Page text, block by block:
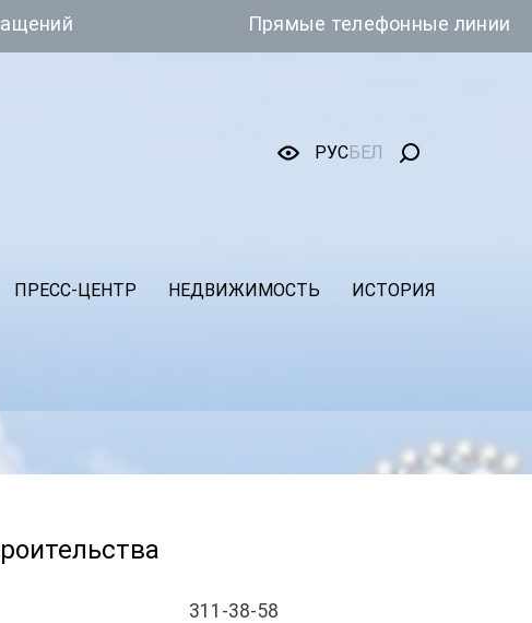
Прямые телефонные линии
РУСБЕЛ
ПРЕСС-ЦЕНТР НЕДВИЖИМОСТЬ ИСТОРИЯ
311-38-58